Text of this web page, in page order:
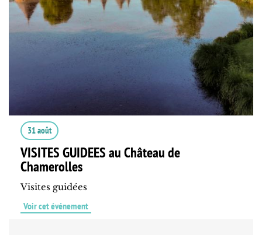
31 août
VISITES GUIDEES au Château de
Chamerolles
Visites guidées
Voir cet événement